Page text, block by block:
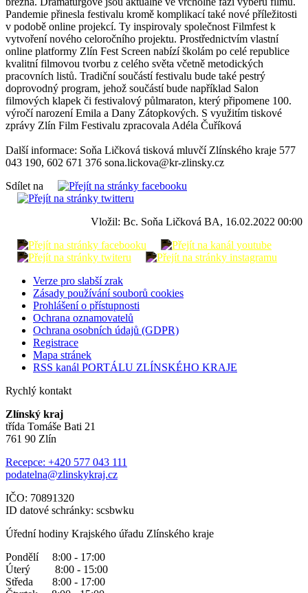
Pandemie přinesla festivalu kromě komplikací také nové příležitosti
v podobě online projekcí. Ty inspirovaly společnost Filmfest k
vytvoření nového celoročního projektu. Prostřednictvím vlastní
online platformy Zlín Fest Screen nabízí školám po celé republice
kvalitní filmovou tvorbu z celého světa včetně metodických
pracovních listů. Tradiční součástí festivalu bude také pestrý
doprovodný program, jehož součástí bude například Salon
filmových klapek či festivalový půlmaraton, který připomene 100.
výročí narození Emila a Dany Zátopkových. S využitím tiskové
zprávy Zlín Film Festivalu zpracovala Adéla Čuříková
Další informace: Soňa Ličková tisková mluvčí Zlínského kraje 577
043 190, 602 671 376 sona.lickova@kr-zlinsky.cz
Sdílet na
Vložil: Bc. Soňa Ličková BA, 16.02.2022 00:00
Verze pro slabší zrak
Zásady používání souborů cookies
Prohlášení o přístupnosti
Ochrana oznamovatelů
Ochrana osobních údajů (GDPR)
Registrace
Mapa stránek
RSS kanál PORTÁLU ZLÍNSKÉHO KRAJE
Rychlý kontakt
Zlínský kraj
třída Tomáše Bati 21
761 90 Zlín
Recepce: +420 577 043 111
podatelna@zlinskykraj.cz
IČO: 70891320
ID datové schránky: scsbwku
Úřední hodiny Krajského úřadu Zlínského kraje
Pondělí 8:00 - 17:00
Úterý 8:00 - 15:00
Středa 8:00 - 17:00